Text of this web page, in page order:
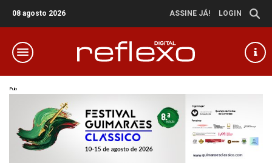
08 agosto 2026 ASSINE JÁ! LOGIN
Pub